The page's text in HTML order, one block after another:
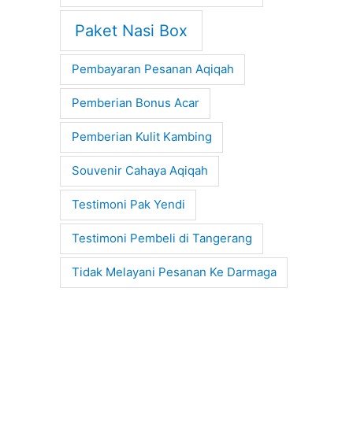
Paket Nasi Box
Pembayaran Pesanan Aqiqah
Pemberian Bonus Acar
Pemberian Kulit Kambing
Souvenir Cahaya Aqiqah
Testimoni Pak Yendi
Testimoni Pembeli di Tangerang
Tidak Melayani Pesanan Ke Darmaga